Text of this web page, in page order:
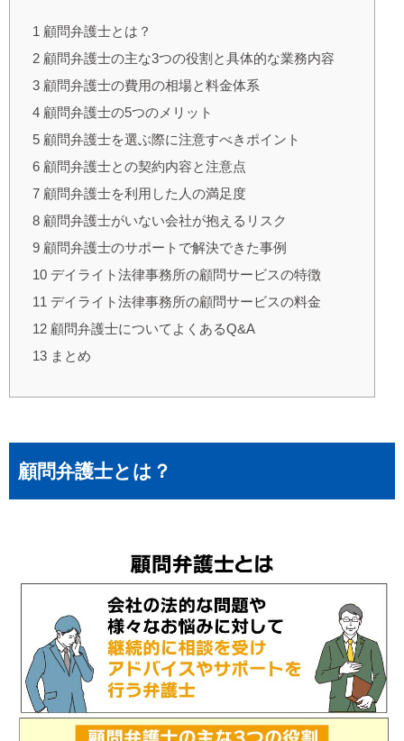
1 顧問弁護士とは？
2 顧問弁護士の主な3つの役割と具体的な業務内容
3 顧問弁護士の費用の相場と料金体系
4 顧問弁護士の5つのメリット
5 顧問弁護士を選ぶ際に注意すべきポイント
6 顧問弁護士との契約内容と注意点
7 顧問弁護士を利用した人の満足度
8 顧問弁護士がいない会社が抱えるリスク
9 顧問弁護士のサポートで解決できた事例
10 デイライト法律事務所の顧問サービスの特徴
11 デイライト法律事務所の顧問サービスの料金
12 顧問弁護士についてよくあるQ&A
13 まとめ
顧問弁護士とは？